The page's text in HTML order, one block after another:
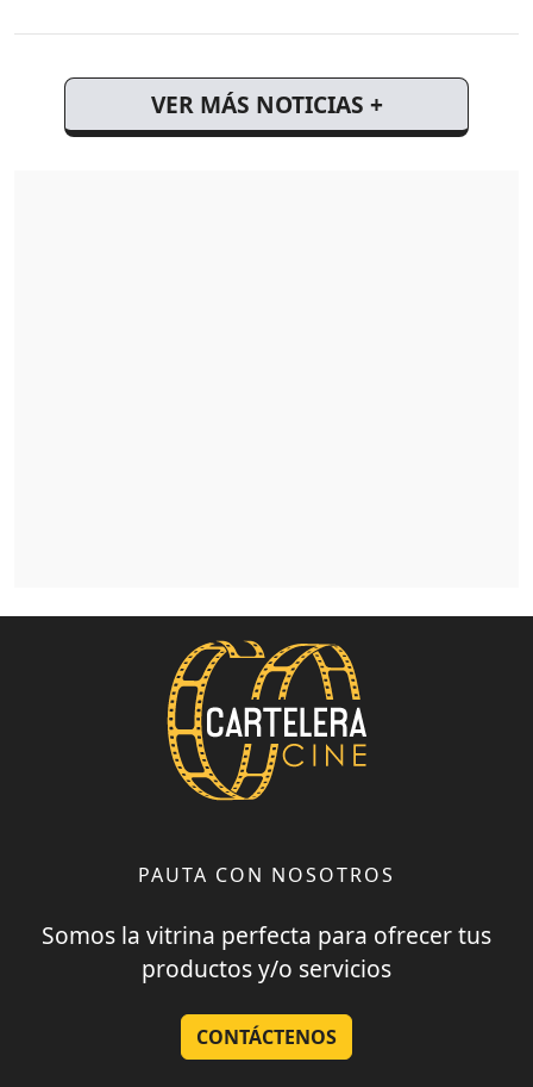
VER MÁS NOTICIAS +
PAUTA CON NOSOTROS
Somos la vitrina perfecta para ofrecer tus
productos y/o servicios
CONTÁCTENOS